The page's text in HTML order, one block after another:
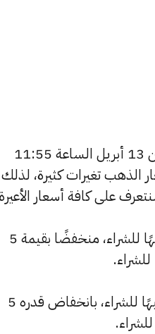
يسعى العديد من الأفراد لمعرفة أسعار الذهب اليوم في مصر ليوم الأثنين 13 أبريل الساعة 11:55
الذهب تغيرات كثيرة،
سجل سعر عيار 24 انخفاضًا ليصل إلى 8165 جنيهًا للبيع و8110 جنيهًا للشراء، منخفضًا بقيمة 5
كما شهد سعر عيار 21 انخفاضًا ليصبح 7145 جنيهًا للبيع و7095 جنيهًا للشراء، بانخفاض قدره 5